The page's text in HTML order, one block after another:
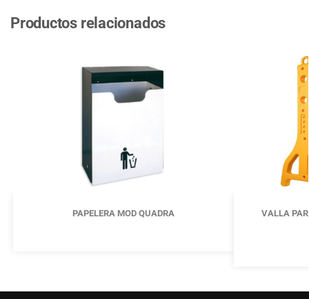
Productos relacionados
PAPELERA MOD QUADRA VALLA